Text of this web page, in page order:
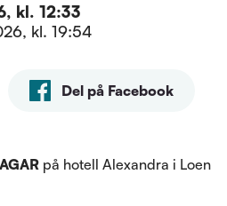
kl. 12:33
kl. 19:54
Del på Facebook
på hotell Alexandra i Loen